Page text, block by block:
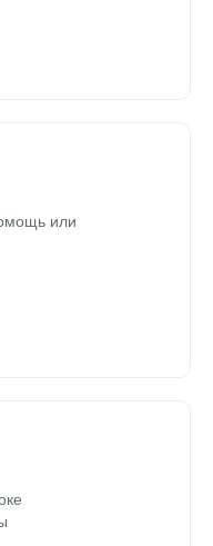
или